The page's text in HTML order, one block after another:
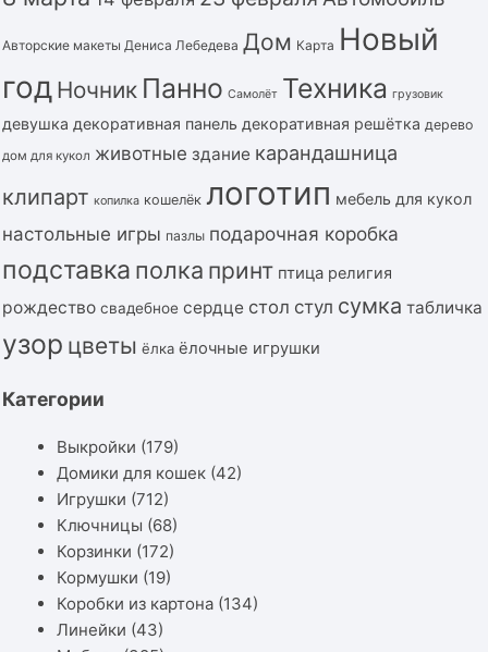
Авторские макеты Дениса Лебедева Дом Карта Новый
год Ночник Панно Самолёт Техника грузовик
девушка декоративная панель декоративная решётка дерево
дом для кукол животные здание карандашница
клипарт копилка кошелёк логотип мебель для кукол
настольные игры пазлы подарочная коробка
подставка полка принт птица религия
рождество свадебное сердце стол стул сумка табличка
узор цветы ёлка ёлочные игрушки
Категории
Выкройки (179)
Домики для кошек (42)
Игрушки (712)
Ключницы (68)
Корзинки (172)
Кормушки (19)
Коробки из картона (134)
Линейки (43)